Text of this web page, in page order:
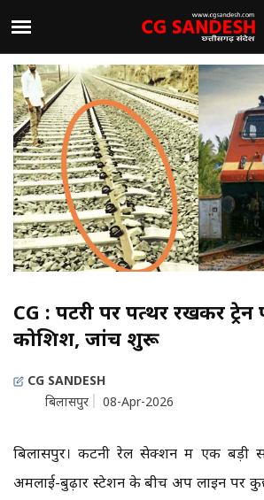
CG : पटरी पर पत्थर रखकर ट्रेन
कोशिश, जांच शुरू
CG SANDESH
बिलासपुर
08-Apr-2026
बिलासपुर। कटनी रेल सेक्शन में एक बड़ी
अमलाई-बुढ़ार स्टेशन के बीच अप लाइन पर